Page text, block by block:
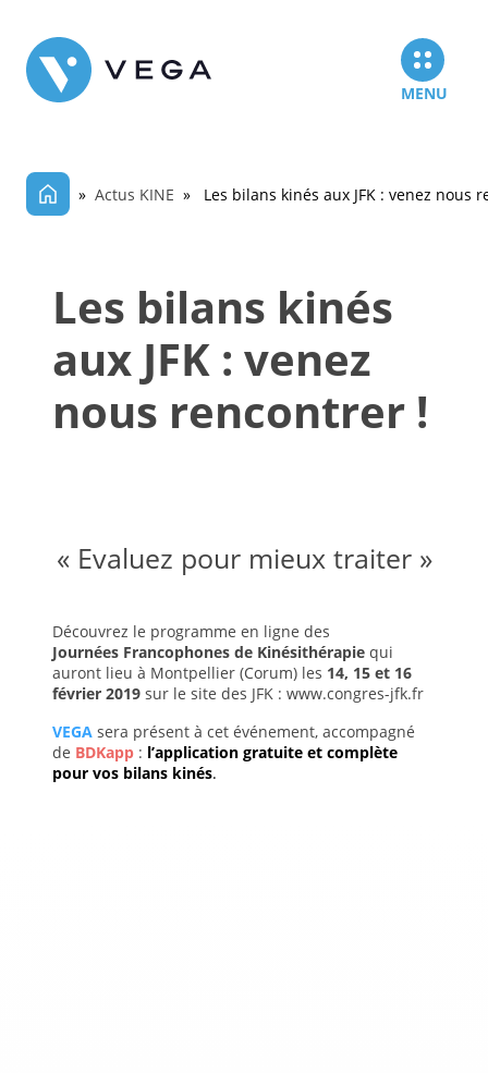
MENU
» Actus KINE » Les bilans kinés aux JFK : venez nous
Les bilans kinés
aux JFK : venez
nous rencontrer !
« Evaluez pour mieux traiter »
Découvrez le programme en ligne des
Journées Francophones de Kinésithérapie qui
auront lieu à Montpellier (Corum) les 14, 15 et 16
février 2019 sur le site des JFK : www.congres-jfk.fr
VEGA sera présent à cet événement, accompagné
de BDKapp : l’application gratuite et complète
pour vos bilans kinés.